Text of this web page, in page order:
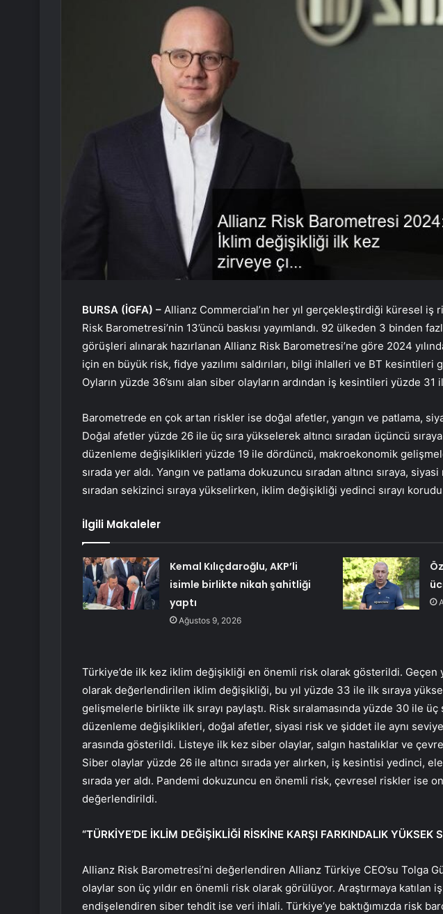
BURSA (İGFA) – Allianz Commercial’ın her yıl gerçekleştirdiği küresel iş
Risk Barometresi’nin 13’üncü baskısı yayımlandı. 92 ülkeden 3 binden
görüşleri alınarak hazırlanan Allianz Risk Barometresi’ne göre 2024
için en büyük risk, fidye yazılımı saldırıları, bilgi ihlalleri ve BT kesintileri
Oyların yüzde 36’sını alan siber olayların ardından iş kesintileri yüzde 31
Barometrede en çok artan riskler ise doğal afetler, yangın ve patlama,
Doğal afetler yüzde 26 ile üç sıra yükselerek altıncı sıradan üçüncü
düzenleme değişiklikleri yüzde 19 ile dördüncü, makroekonomik
sırada yer aldı. Yangın ve patlama dokuzuncu sıradan altıncı sıraya,
sıradan sekizinci sıraya yükselirken, iklim değişikliği yedinci sırayı
İlgili Makaleler
Kemal Kılıçdaroğlu, AKP’li
isimle birlikte nikah şahitliği
yaptı
Ağustos 9, 2026
Türkiye’de ilk kez iklim değişikliği en önemli risk olarak gösterildi. Geçen
olarak değerlendirilen iklim değişikliği, bu yıl yüzde 33 ile ilk sıraya
gelişmelerle birlikte ilk sırayı paylaştı. Risk sıralamasında yüzde 30 ile
düzenleme değişiklikleri, doğal afetler, siyasi risk ve şiddet ile aynı
arasında gösterildi. Listeye ilk kez siber olaylar, salgın hastalıklar ve
Siber olaylar yüzde 26 ile altıncı sırada yer alırken, iş kesintisi yedinci,
sırada yer aldı. Pandemi dokuzuncu en önemli risk, çevresel riskler ise
değerlendirildi.
“TÜRKİYE’DE İKLİM DEĞİŞİKLİĞİ RİSKİNE KARŞI FARKINDALIK YÜKSEK
Allianz Risk Barometresi’ni değerlendiren Allianz Türkiye CEO’su Tolga
olaylar son üç yıldır en önemli risk olarak görülüyor. Araştırmaya katılan
endişelendiren siber tehdit ise veri ihlali. Türkiye’ye baktığımızda risk